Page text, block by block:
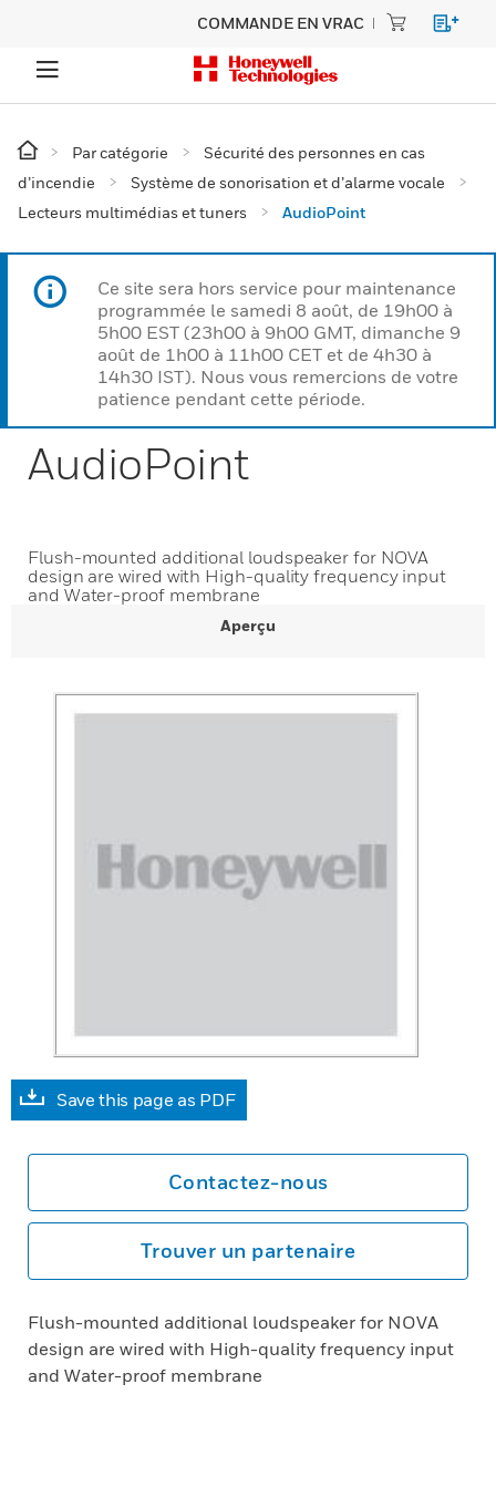
COMMANDE EN VRAC
Par catégorie
Sécurité des personnes en cas
d’incendie
Système de sonorisation et d’alarme vocale
Lecteurs multimédias et tuners
AudioPoint
Ce site sera hors service pour maintenance
programmée le samedi 8 août, de 19h00 à
5h00 EST (23h00 à 9h00 GMT, dimanche 9
août de 1h00 à 11h00 CET et de 4h30 à
14h30 IST). Nous vous remercions de votre
patience pendant cette période.
AudioPoint
Flush-mounted additional loudspeaker for NOVA
design are wired with High-quality frequency input
and Water-proof membrane
Aperçu
Save this page as PDF
Contactez-nous
Trouver un partenaire
Flush-mounted additional loudspeaker for NOVA
design are wired with High-quality frequency input
and Water-proof membrane